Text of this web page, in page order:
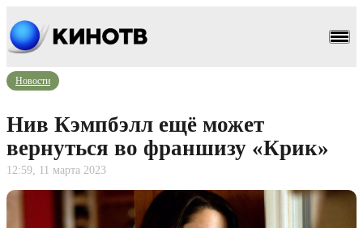
Новости
Нив Кэмпбэлл ещё может
вернуться во франшизу «Крик»
12:59, 11 марта 2023